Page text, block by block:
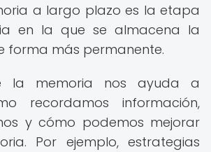
a largo plazo es la etapa
en la que se almacena la
forma más permanente.
la memoria nos ayuda a
recordamos información,
y cómo podemos mejorar
Por ejemplo, estrategias